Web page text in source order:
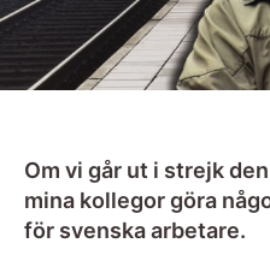
Om vi går ut i strejk
mina kollegor göra
för svenska arbetare.